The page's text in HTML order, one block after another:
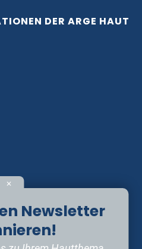
DER ARGE HAUT
✕
Newsletter